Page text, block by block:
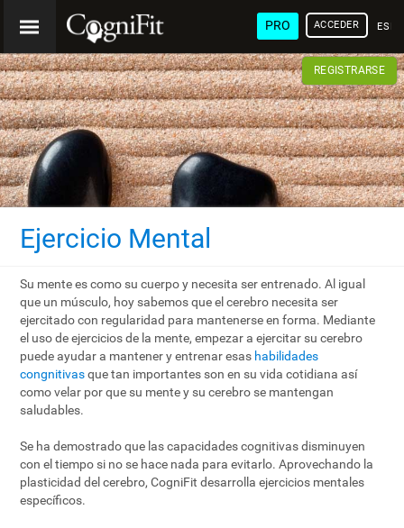
PRO ACCEDER
REGISTRARSE
Ejercicio Mental
Su mente es como su cuerpo y necesita ser entrenado. Al igual
que un músculo, hoy sabemos que el cerebro necesita ser
ejercitado con regularidad para mantenerse en forma. Mediante
el uso de ejercicios de la mente, empezar a ejercitar su cerebro
puede ayudar a mantener y entrenar esas habilidades
congnitivasque tan importantes son en su vida cotidiana así
como velar por que su mente y su cerebro se mantengan
saludables.
Se ha demostrado que las capacidades cognitivas disminuyen
con el tiempo si no se hace nada para evitarlo. Aprovechando la
plasticidad del cerebro, CogniFit desarrolla ejercicios mentales
específicos.